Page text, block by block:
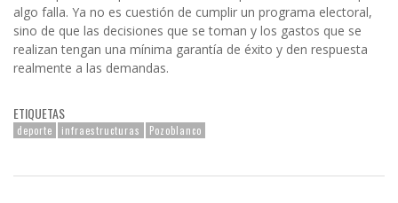
algo falla. Ya no es cuestión de cumplir un programa electoral,
sino de que las decisiones que se toman y los gastos que se
realizan tengan una mínima garantía de éxito y den respuesta
realmente a las demandas.
ETIQUETAS
deporte infraestructuras Pozoblanco